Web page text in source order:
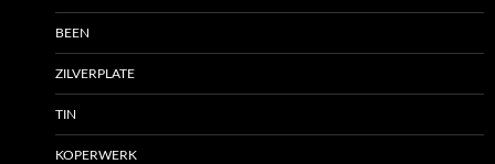
BEEN
ZILVERPLATE
TIN
KOPERWERK